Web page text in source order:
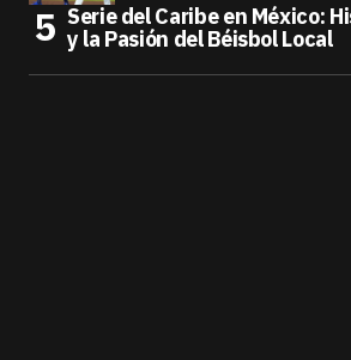
Serie del Caribe en México:
y la Pasión del Béisbol Local